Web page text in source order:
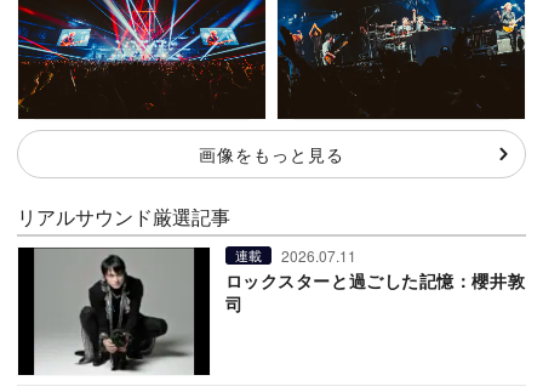
画像をもっと見る
リアルサウンド厳選記事
連載 2026.07.11
ロックスターと過ごした記憶：櫻井敦
司